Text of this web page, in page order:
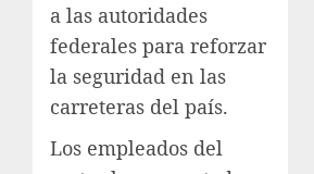
a las autoridades
federales para reforzar
la seguridad en las
carreteras del país.
Los empleados del